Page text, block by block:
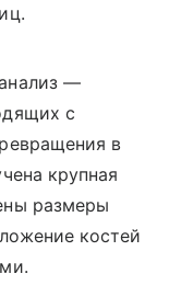
—
с
в
крупная
размеры
костей